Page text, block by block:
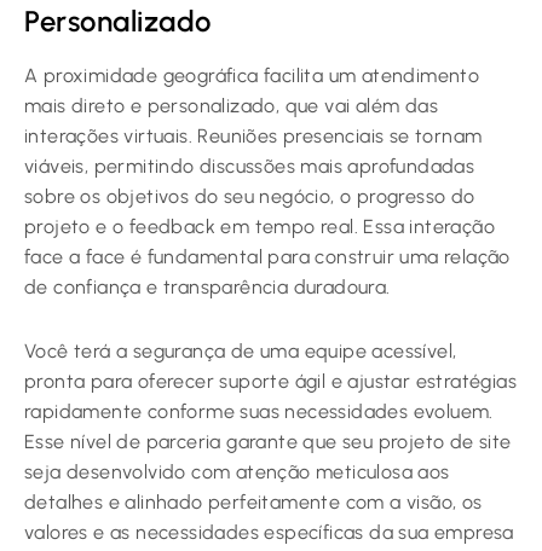
Personalizado
A proximidade geográfica facilita um atendimento
mais direto e personalizado, que vai além das
interações virtuais. Reuniões presenciais se tornam
viáveis, permitindo discussões mais aprofundadas
sobre os objetivos do seu negócio, o progresso do
projeto e o feedback em tempo real. Essa interação
face a face é fundamental para construir uma relação
de confiança e transparência duradoura.
Você terá a segurança de uma equipe acessível,
pronta para oferecer suporte ágil e ajustar estratégias
rapidamente conforme suas necessidades evoluem.
Esse nível de parceria garante que seu projeto de site
seja desenvolvido com atenção meticulosa aos
detalhes e alinhado perfeitamente com a visão, os
valores e as necessidades específicas da sua empresa